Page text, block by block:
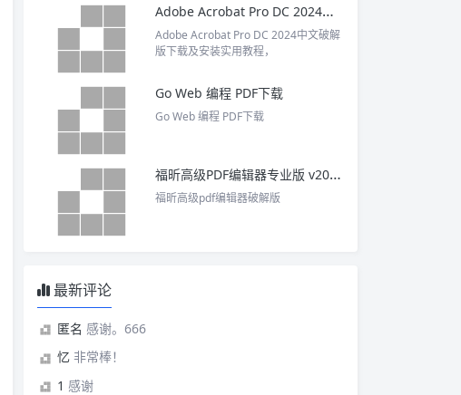
Adobe Acrobat Pro DC 2024中文破解版下载及安装实用教程
Adobe Acrobat Pro DC 2024中文破解
版下载及安装实用教程，
Go Web 编程 PDF下载
Go Web 编程 PDF下载
福昕高级PDF编辑器专业版 v2025 中文激活版
福昕高级pdf编辑器破解版
最新评论
匿名 感谢。666
忆 非常棒！
1 感谢